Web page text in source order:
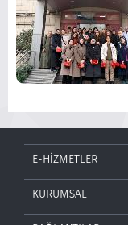
E-HİZMETLER
KURUMSAL